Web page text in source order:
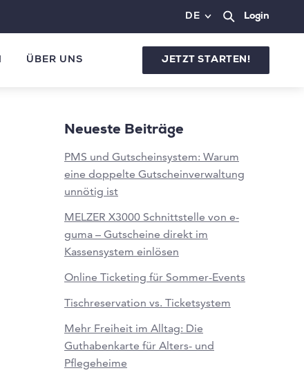
DE Login
ÜBER UNS JETZT STARTEN!
Neueste Beiträge
PMS und Gutscheinsystem: Warum
eine doppelte Gutscheinverwaltung
unnötig ist
MELZER X3000 Schnittstelle von e-
guma – Gutscheine direkt im
Kassensystem einlösen
Online Ticketing für Sommer-Events
Tischreservation vs. Ticketsystem
Mehr Freiheit im Alltag: Die
Guthabenkarte für Alters- und
Pflegeheime